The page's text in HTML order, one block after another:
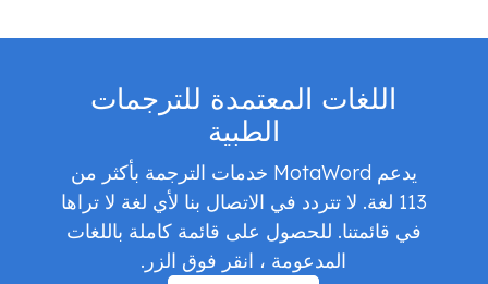
اللغات المعتمدة للترجمات
الطبية
يدعم MotaWord خدمات الترجمة بأكثر من
113 لغة. لا تتردد في الاتصال بنا لأي لغة لا تراها
في قائمتنا. للحصول على قائمة كاملة باللغات
المدعومة ، انقر فوق الزر.